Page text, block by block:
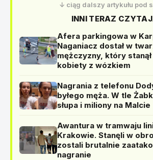
↓ ciąg dalszy artykułu pod
INNI TERAZ
Afera parkingowa w
Naganiacz dostał w
mężczyzny, który
kobiety z wózkiem
Nagrania z telefonu
byłego męża. W tle
słupa i miliony na Malcie
Awantura w tramwaju
Krakowie. Stanęli w
zostali brutalnie
nagranie